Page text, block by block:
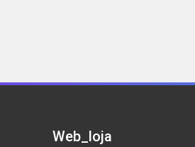
Web_loja